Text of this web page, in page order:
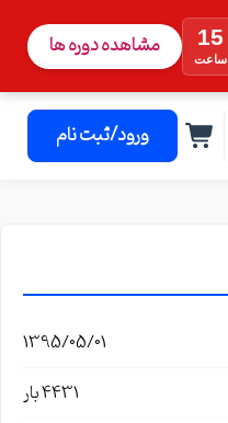
15
ساعت مشاهده دوره ها
ورود/ثبت نام
1395/05/01
4431 بار